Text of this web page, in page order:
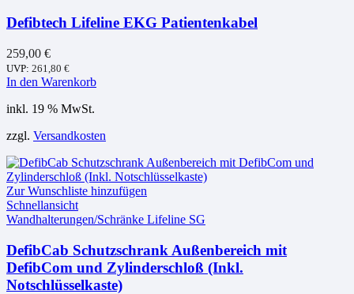
Defibtech Lifeline EKG Patientenkabel
259,00 €
UVP: 261,80 €
In den Warenkorb
inkl. 19 % MwSt.
zzgl. Versandkosten
Zur Wunschliste hinzufügen
Schnellansicht
Wandhalterungen/Schränke Lifeline SG
DefibCab Schutzschrank Außenbereich mit
DefibCom und Zylinderschloß (Inkl.
Notschlüsselkaste)